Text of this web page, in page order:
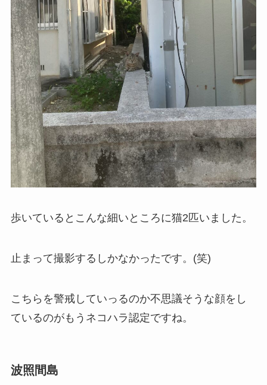
歩いているとこんな細いところに猫2匹いました。
止まって撮影するしかなかったです。(笑)
こちらを警戒していっるのか不思議そうな顔をし
ているのがもうネコハラ認定ですね。
波照間島